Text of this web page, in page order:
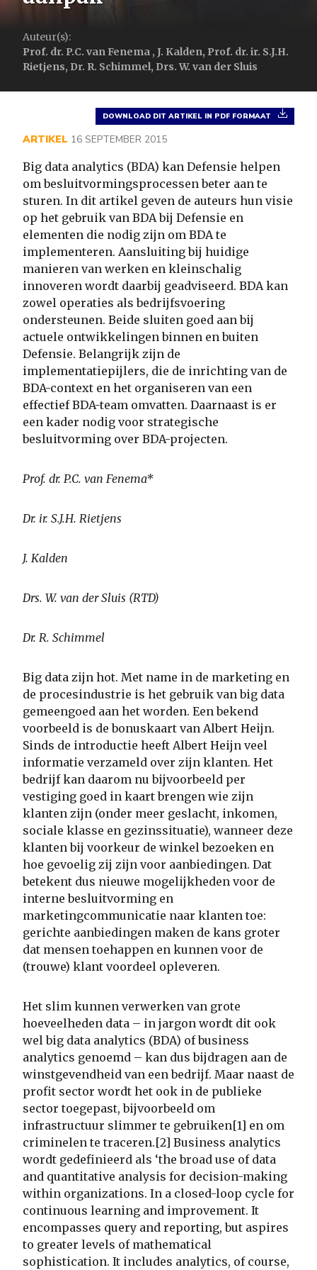
Auteur(s):
Prof. dr. P.C. van Fenema , J. Kalden, Prof. dr. ir. S.J.H.
Rietjens, Dr. R. Schimmel, Drs. W. van der Sluis
DOWNLOAD DIT ARTIKEL IN PDF FORMAAT
ARTIKEL 16 SEPTEMBER 2015
Big data analytics (BDA) kan Defensie helpen
om besluitvormingsprocessen beter aan te
sturen. In dit artikel geven de auteurs hun visie
op het gebruik van BDA bij Defensie en
elementen die nodig zijn om BDA te
implementeren. Aansluiting bij huidige
manieren van werken en kleinschalig
innoveren wordt daarbij geadviseerd. BDA kan
zowel operaties als bedrijfsvoering
ondersteunen. Beide sluiten goed aan bij
actuele ontwikkelingen binnen en buiten
Defensie. Belangrijk zijn de
implementatiepijlers, die de inrichting van de
BDA-context en het organiseren van een
effectief BDA-team omvatten. Daarnaast is er
een kader nodig voor strategische
besluitvorming over BDA-projecten.
Prof. dr. P.C. van Fenema*
Dr. ir. S.J.H. Rietjens
J. Kalden
Drs. W. van der Sluis (RTD)
Dr. R. Schimmel
Big data zijn hot. Met name in de marketing en
de procesindustrie is het gebruik van big data
gemeengoed aan het worden. Een bekend
voorbeeld is de bonuskaart van Albert Heijn.
Sinds de introductie heeft Albert Heijn veel
informatie verzameld over zijn klanten. Het
bedrijf kan daarom nu bijvoorbeeld per
vestiging goed in kaart brengen wie zijn
klanten zijn (onder meer geslacht, inkomen,
sociale klasse en gezinssituatie), wanneer deze
klanten bij voorkeur de winkel bezoeken en
hoe gevoelig zij zijn voor aanbiedingen. Dat
betekent dus nieuwe mogelijkheden voor de
interne besluitvorming en
marketingcommunicatie naar klanten toe:
gerichte aanbiedingen maken de kans groter
dat mensen toehappen en kunnen voor de
(trouwe) klant voordeel opleveren.
Het slim kunnen verwerken van grote
hoeveelheden data – in jargon wordt dit ook
wel big data analytics (BDA) of business
analytics genoemd – kan dus bijdragen aan de
winstgevendheid van een bedrijf. Maar naast de
profit sector wordt het ook in de publieke
sector toegepast, bijvoorbeeld om
infrastructuur slimmer te gebruiken[1] en om
criminelen te traceren.[2] Business analytics
wordt gedefinieerd als ‘the broad use of data
and quantitative analysis for decision-making
within organizations. In a closed-loop cycle for
continuous learning and improvement. It
encompasses query and reporting, but aspires
to greater levels of mathematical
sophistication. It includes analytics, of course,